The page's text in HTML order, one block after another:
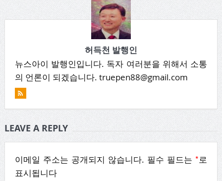
허득천 발행인
뉴스아이 발행인입니다. 독자 여러분을 위해서 소통
의 언론이 되겠습니다. truepen88@gmail.com
LEAVE A REPLY
이메일 주소는 공개되지 않습니다. 필수 필드는*로
표시됩니다